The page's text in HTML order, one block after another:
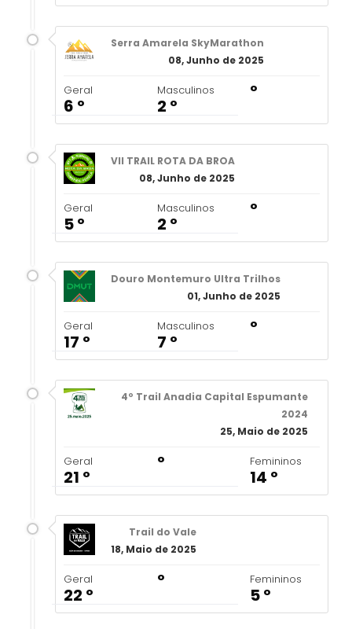
Serra Amarela SkyMarathon
08, Junho de 2025
Geral
6 º
Masculinos
2 º
º
VII TRAIL ROTA DA BROA
08, Junho de 2025
Geral
5 º
Masculinos
2 º
º
Douro Montemuro Ultra Trilhos
01, Junho de 2025
Geral
17 º
Masculinos
7 º
º
4º Trail Anadia Capital Espumante
2024
25, Maio de 2025
Geral
21 º
º Femininos
14 º
Trail do Vale
18, Maio de 2025
Geral
22 º
º Femininos
5 º